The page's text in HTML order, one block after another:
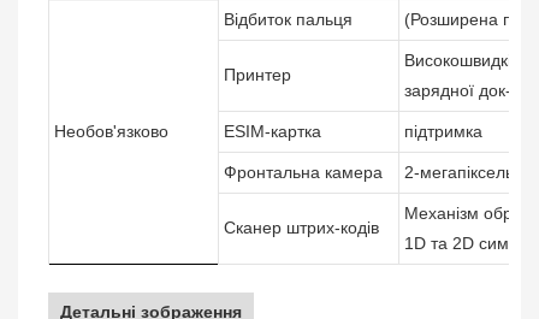
Необов'язково
Відбиток пальця (Розширена
Принтер
зарядної док-
ESIM-картка підтримка
Фронтальна камера 2-
Сканер штрих-кодів
Механізм
1D та 2D
Детальні зображення